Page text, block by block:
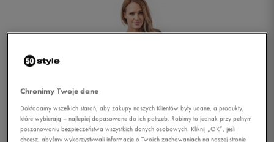
Chronimy Twoje dane
Dokładamy wszelkich starań, aby zakupy naszych Klientów były udane, a produkty,
które wybierają – najlepiej dopasowane do ich potrzeb. Robimy to jednak przy pełnym
poszanowaniu bezpieczeństwa wszystkich danych osobowych. Kliknij „OK”, jeśli
chcesz, abyśmy wykorzystywali informacje o Twoich zachowaniach na naszej stronie